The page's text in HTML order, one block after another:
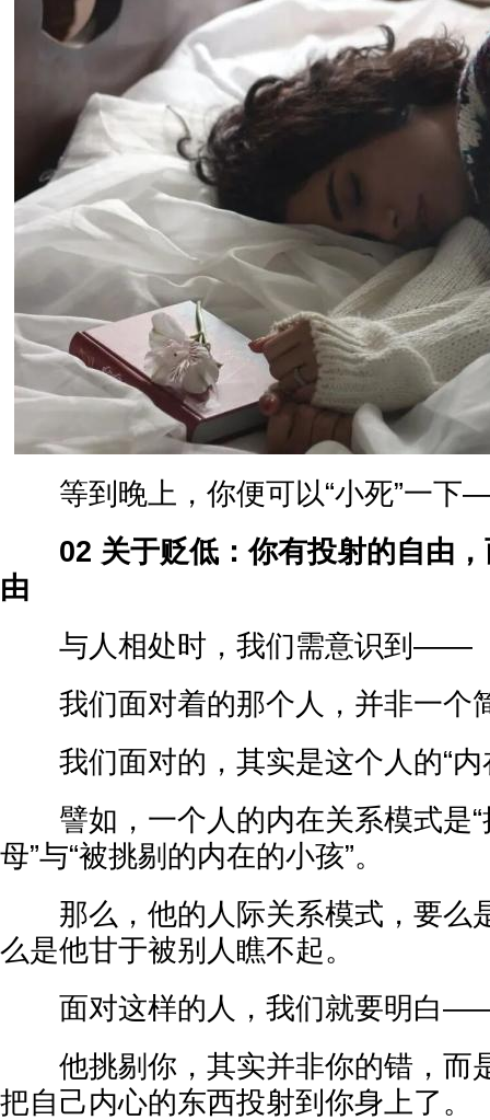
等到晚上，你便可以“小死”一下
02 关于贬低：你有投射的自由
由
与人相处时，我们需意识到——
我们面对着的那个人，并非一个
我们面对的，其实是这个人的“内
譬如，一个人的内在关系模式是“
母”与“被挑剔的内在的小孩”。
那么，他的人际关系模式，要么
么是他甘于被别人瞧不起。
面对这样的人，我们就要明白
他挑剔你，其实并非你的错，而
把自己内心的东西投射到你身上了。